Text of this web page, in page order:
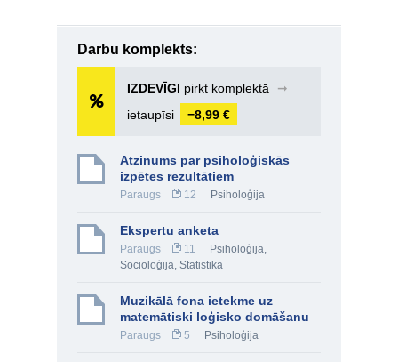
Darbu komplekts:
IZDEVĪGI pirkt komplektā
➞
ietaupīsi
−8,99 €
Atzinums par psiholoģiskās
izpētes rezultātiem
Paraugs 12 Psiholoģija
Ekspertu anketa
Paraugs 11 Psiholoģija,
Socioloģija, Statistika
Muzikālā fona ietekme uz
matemātiski loģisko domāšanu
Paraugs 5 Psiholoģija